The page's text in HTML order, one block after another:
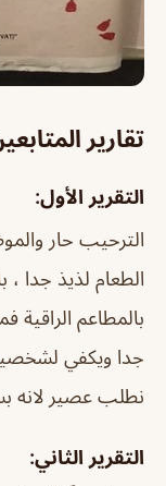
تقارير
التقرير الأول:
الترحيب حار
الطعام لذيذ جدا ،
جدا ويكفي
نطلب عصير لانه بسعر ٤٥ ، ولكن خرجنا
التقرير الثاني: